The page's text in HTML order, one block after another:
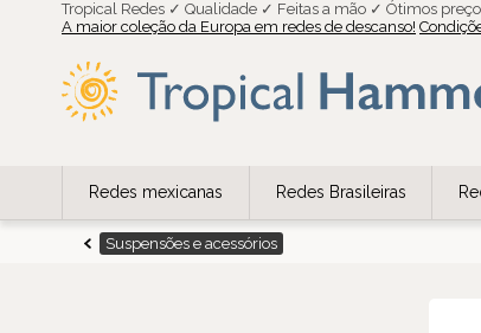
Tropical Redes ✓ Qualidade ✓ Feitas a mão ✓ Ótimos
A maior coleção da Europa em redes de descanso!
Redes mexicanas Redes Brasileiras
Suspensões e acessórios